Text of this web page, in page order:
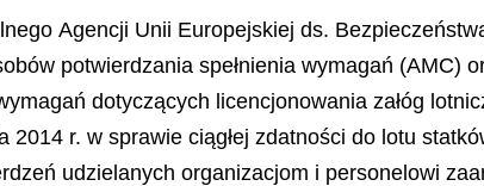
Agencji Unii Europejskiej ds.
potwierdzania spełnienia wymagań (AMC)
dotyczących licencjonowania załóg
r. w sprawie ciągłej zdatności do lotu
udzielanych organizacjom i personelowi